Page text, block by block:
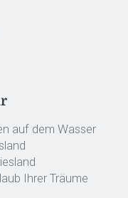
auf dem Wasser
Ihrer Träume